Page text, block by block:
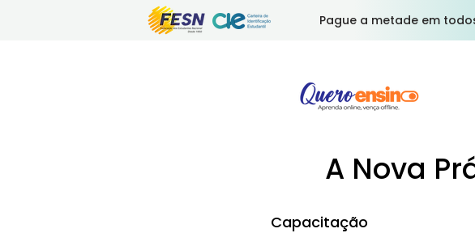
Pague a metade em
A Nova
Capacitação